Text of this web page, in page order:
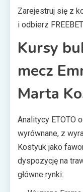
Zarejestruj się z
i odbierz
Kursy
mecz
Marta
Analitycy ETOTO
wyrównane, z
Kostyuk jako
dyspozycję na
główne rynki: